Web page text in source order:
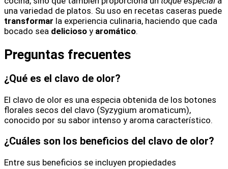
una variedad de platos. Su uso en recetas caseras puede
transformar la experiencia culinaria, haciendo que cada
bocado sea delicioso y aromático.
Preguntas frecuentes
¿Qué es el clavo de olor?
El clavo de olor es una especia obtenida de los botones
florales secos del clavo (Syzygium aromaticum),
conocido por su sabor intenso y aroma característico.
¿Cuáles son los beneficios del clavo de olor?
Entre sus beneficios se incluyen propiedades